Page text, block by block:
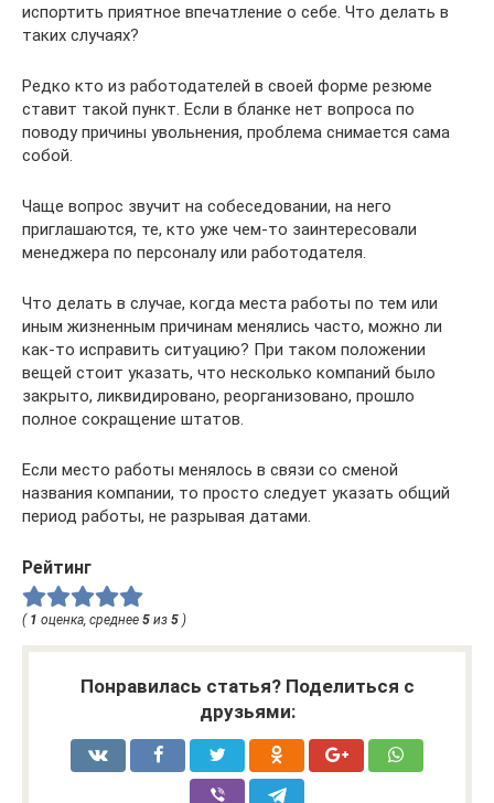
испортить приятное впечатление о себе. Что делать в
таких случаях?
Редко кто из работодателей в своей форме резюме
ставит такой пункт. Если в бланке нет вопроса по
поводу причины увольнения, проблема снимается сама
собой.
Чаще вопрос звучит на собеседовании, на него
приглашаются, те, кто уже чем-то заинтересовали
менеджера по персоналу или работодателя.
Что делать в случае, когда места работы по тем или
иным жизненным причинам менялись часто, можно ли
как-то исправить ситуацию? При таком положении
вещей стоит указать, что несколько компаний было
закрыто, ликвидировано, реорганизовано, прошло
полное сокращение штатов.
Если место работы менялось в связи со сменой
названия компании, то просто следует указать общий
период работы, не разрывая датами.
Рейтинг
( 1 оценка, среднее 5 из 5 )
Понравилась статья? Поделиться с
друзьями: